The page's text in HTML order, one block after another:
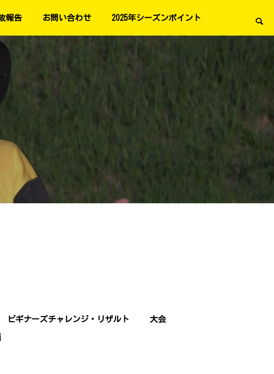
報告 お問い合わせ 2025年シーズンポイント
ビギナーズチャレンジ・リザルト 大会